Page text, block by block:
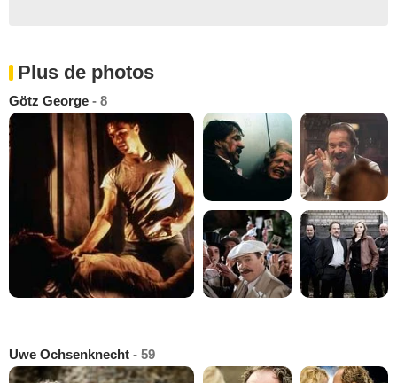
Plus de photos
Götz George - 8
Uwe Ochsenknecht - 59